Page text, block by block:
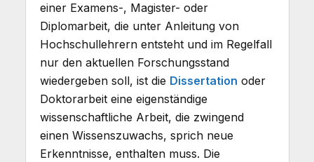
einer Examens-, Magister- oder
Diplomarbeit, die unter Anleitung von
Hochschullehrern entsteht und im Regelfall
nur den aktuellen Forschungsstand
wiedergeben soll, ist die Dissertation oder
Doktorarbeit eine eigenständige
wissenschaftliche Arbeit, die zwingend
einen Wissenszuwachs, sprich neue
Erkenntnisse, enthalten muss. Die